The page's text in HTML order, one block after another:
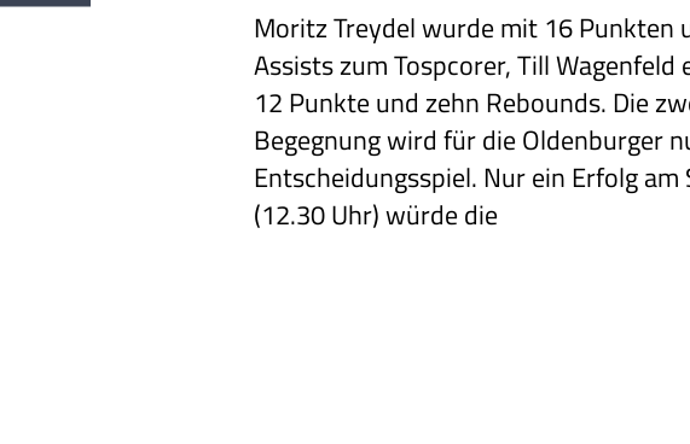
Moritz Treydel wurde mit 16 Punkten
Assists zum Tospcorer, TillWagenfeld
12 Punkte und zehn Rebounds. Die
Begegnungwird für die Oldenburger
Entscheidungsspiel. Nur ein Erfolgam
(12.30 Uhr) würde die